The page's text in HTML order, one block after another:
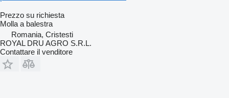
Prezzo su richiesta
Molla a balestra
Romania, Cristesti
ROYAL DRU AGRO S.R.L.
Contattare il venditore